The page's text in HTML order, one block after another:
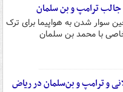
ترامپ و بن سلمان
سوار شدن به هواپیما برای ترک
با محمد بن سلمان
و ترامپ و بن‌سلمان در ریاض